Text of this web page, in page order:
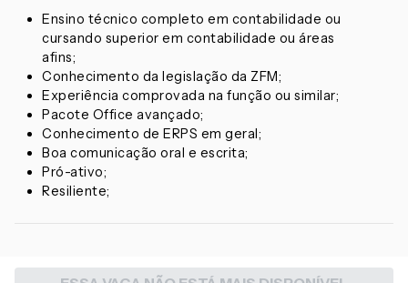
Ensino técnico completo em contabilidade ou
cursando superior em contabilidade ou áreas
afins;
Conhecimento da legislação da ZFM;
Experiência comprovada na função ou similar;
Pacote Office avançado;
Conhecimento de ERPS em geral;
Boa comunicação oral e escrita;
Pró-ativo;
Resiliente;